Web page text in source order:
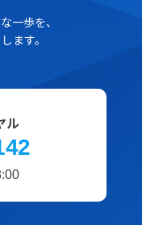
一歩を、
ます。
ル